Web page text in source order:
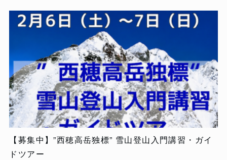
【募集中】”西穂高岳独標” 雪山登山入門講習・ガイ
ドツアー